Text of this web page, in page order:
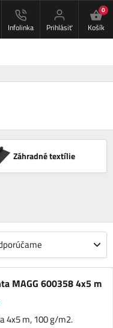
Infolinka Prihlásiť
0
Košík
Záhradné textílie
MAGG 600358 4x5 m
4x5 m, 100 g/m2.